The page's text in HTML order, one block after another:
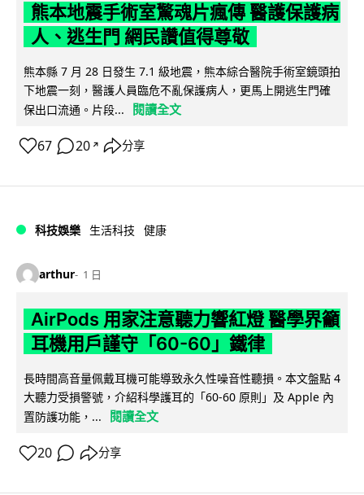
熊本地震手術室驚魂片瘋傳 醫護保護病
人、逃生門 網民讚值得尊敬
熊本縣 7 月 28 日發生 7.1 級地震，熊本綜合醫院手術室鏡頭拍
下地震一刻，醫護人員臨危不亂保護病人，更馬上開逃生門確
保出口流通。片段...
閱讀全文
67 20 ↗ 分享
科技娛樂 生活科技 健康
arthur 1 日
AirPods 用家注意聽力響紅燈 醫學界籲
耳機用戶謹守「60-60」鐵律
長時間高音量佩戴耳機可能導致永久性噪音性聽損。本文盤點 4
大聽力受損警號，介紹科學護耳的「60-60 原則」及 Apple 內
置防護功能，...
閱讀全文
20 分享